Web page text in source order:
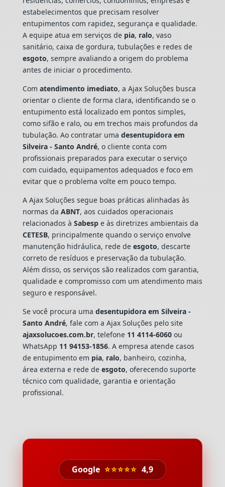
estabelecimentos que precisam resolver
entupimentos com rapidez, segurança e qualidade.
A equipe atua em serviços de pia, ralo, vaso
sanitário, caixa de gordura, tubulações e redes de
esgoto, sempre avaliando a origem do problema
antes de iniciar o procedimento.
Com atendimento imediato, a Ajax Soluções busca
orientar o cliente de forma clara, identificando se o
entupimento está localizado em pontos simples,
como sifão e ralo, ou em trechos mais profundos da
tubulação. Ao contratar uma desentupidora em
Silveira - Santo André, o cliente conta com
profissionais preparados para executar o serviço
com cuidado, equipamentos adequados e foco em
evitar que o problema volte em pouco tempo.
A Ajax Soluções segue boas práticas alinhadas às
normas da ABNT, aos cuidados operacionais
relacionados à Sabespe às diretrizes ambientais da
CETESB, principalmente quando o serviço envolve
manutenção hidráulica, rede de esgoto, descarte
correto de resíduos e preservação da tubulação.
Além disso, os serviços são realizados com garantia,
qualidade e compromisso com um atendimento mais
seguro e responsável.
Se você procura uma desentupidora em Silveira -
Santo André, fale com a Ajax Soluções pelo site
ajaxsolucoes.com.br, telefone 11 4114-6060ou
WhatsApp 11 94153-1856. A empresa atende casos
de entupimento em pia, ralo, banheiro, cozinha,
área externa e rede de esgoto, oferecendo suporte
técnico com qualidade, garantia e orientação
profissional.
Google ⭐⭐⭐⭐⭐ 4,9